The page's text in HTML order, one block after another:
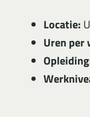
Locatie:
Uren per